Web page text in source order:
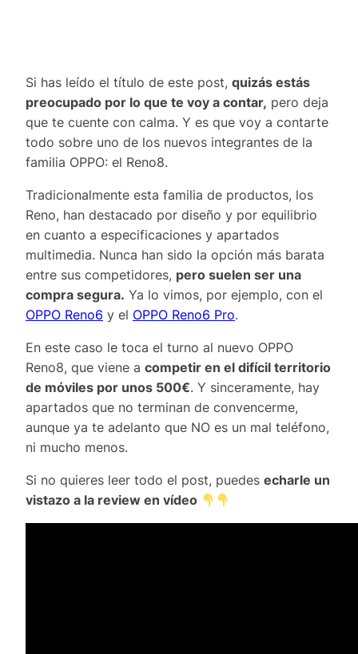
Si has leído el título de este post, quizás estás
preocupado por lo que te voy a contar, pero deja
que te cuente con calma. Y es que voy a contarte
todo sobre uno de los nuevos integrantes de la
familia OPPO: el Reno8.
Tradicionalmente esta familia de productos, los
Reno, han destacado por diseño y por equilibrio
en cuanto a especificaciones y apartados
multimedia. Nunca han sido la opción más barata
entre sus competidores, pero suelen ser una
compra segura. Ya lo vimos, por ejemplo, con el
OPPO Reno6 y el OPPO Reno6 Pro.
En este caso le toca el turno al nuevo OPPO
Reno8, que viene a competir en el difícil territorio
de móviles por unos 500€. Y sinceramente, hay
apartados que no terminan de convencerme,
aunque ya te adelanto que NO es un mal teléfono,
ni mucho menos.
Si no quieres leer todo el post, puedes echarle un
vistazo a la review en vídeo